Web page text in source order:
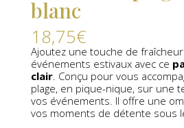
blanc
18,75€
Ajoutez une touche de
événements estivaux avec ce
clair. Conçu pour vous
plage, en pique-nique, sur une
vos événements. Il offre une
vos moments de détente sous